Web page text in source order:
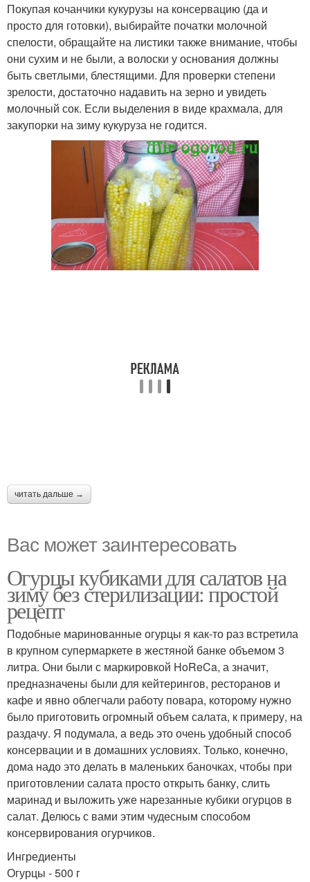
Покупая кочанчики кукурузы на консервацию (да и
просто для готовки), выбирайте початки молочной
спелости, обращайте на листики также внимание, чтобы
они сухим и не были, а волоски у основания должны
быть светлыми, блестящими. Для проверки степени
зрелости, достаточно надавить на зерно и увидеть
молочный сок. Если выделения в виде крахмала, для
закупорки на зиму кукуруза не годится.
читать дальше →
Вас может заинтересовать
Огурцы кубиками для салатов на
зиму без стерилизации: простой
рецепт
Подобные маринованные огурцы я как-то раз встретила
в крупном супермаркете в жестяной банке объемом 3
литра. Они были с маркировкой HoReCa, а значит,
предназначены были для кейтерингов, ресторанов и
кафе и явно облегчали работу повара, которому нужно
было приготовить огромный объем салата, к примеру, на
раздачу. Я подумала, а ведь это очень удобный способ
консервации и в домашних условиях. Только, конечно,
дома надо это делать в маленьких баночках, чтобы при
приготовлении салата просто открыть банку, слить
маринад и выложить уже нарезанные кубики огурцов в
салат. Делюсь с вами этим чудесным способом
консервирования огурчиков.
Ингредиенты
Огурцы - 500 г